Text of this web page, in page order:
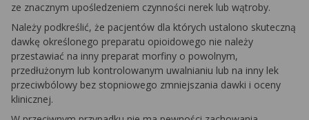
ze znacznym upośledzeniem czynności nerek lub wątroby.
Należy podkreślić, że pacjentów dla których ustalono skuteczną
dawkę określonego preparatu opioidowego nie należy
przestawiać na inny preparat morfiny o powolnym,
przedłużonym lub kontrolowanym uwalnianiu lub na inny lek
przeciwbólowy bez stopniowego zmniejszania dawki i oceny
klinicznej.